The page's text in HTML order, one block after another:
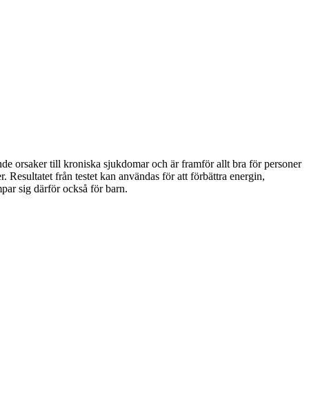
orsaker till kroniska sjukdomar och är framför allt bra för personer
från testet kan användas för att förbättra energin,
sig därför också för barn.